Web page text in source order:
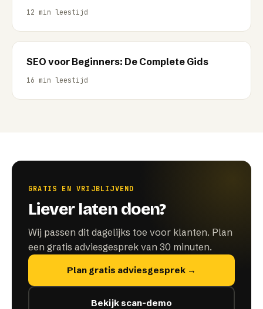
12 min leestijd
SEO voor Beginners: De Complete Gids
16 min leestijd
GRATIS EN VRIJBLIJVEND
Liever laten doen?
Wij passen dit dagelijks toe voor klanten. Plan
een gratis adviesgesprek van 30 minuten.
Plan gratis adviesgesprek →
Bekijk scan-demo